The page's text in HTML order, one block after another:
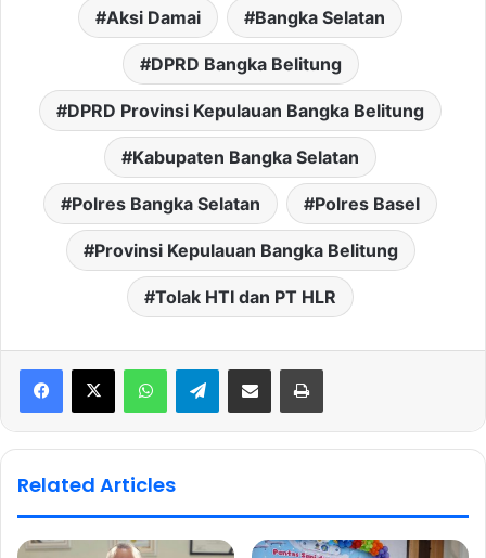
Aksi Damai Bangka Selatan
DPRD Bangka Belitung
DPRD Provinsi Kepulauan Bangka Belitung
Kabupaten Bangka Selatan
Polres Bangka Selatan Polres Basel
Provinsi Kepulauan Bangka Belitung
Tolak HTI dan PT HLR
WhatsAppTelegramShare via Email Print
Related Articles